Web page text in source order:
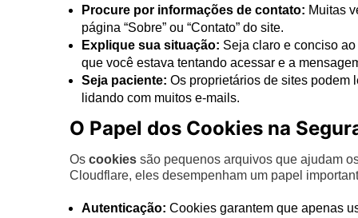
Procure por informações de contato: Muitas
página “Sobre” ou “Contato” do site.
Explique sua situação: Seja claro e conciso
que você estava tentando acessar e a
Seja paciente: Os proprietários de sites podem
lidando com muitos e-mails.
O Papel dos Cookies na
Os cookies são pequenos arquivos que ajudam
Cloudflare, eles desempenham um papel
Autenticação: Cookies garantem que apenas